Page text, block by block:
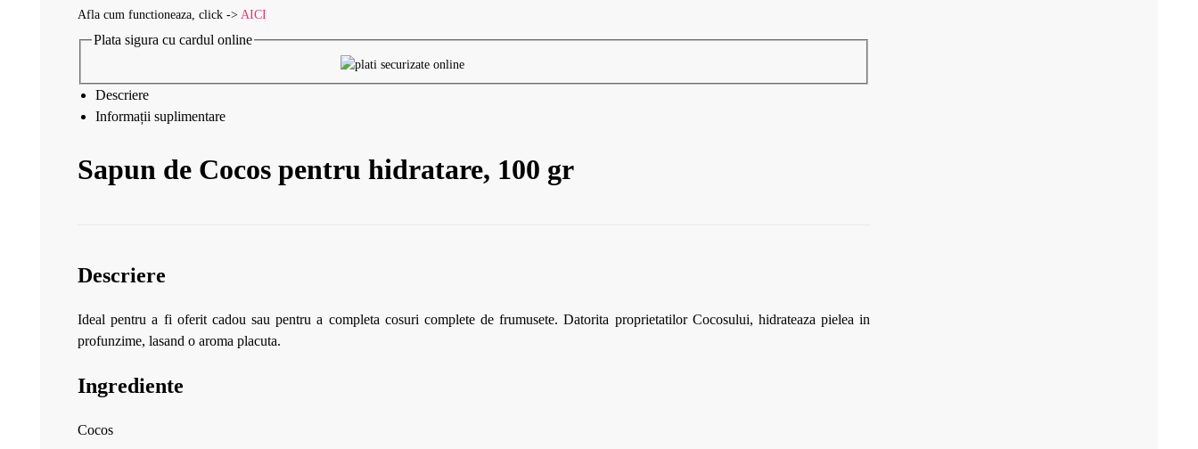
Afla cum functioneaza, click -> AICI
Plata sigura cu cardul online
Descriere
Informații suplimentare
Sapun de Cocos pentru hidratare, 100 gr
Descriere
Ideal pentru a fi oferit cadou sau pentru a completa cosuri complete de frumusete. Datorita proprietatilor Cocosului, hidrateaza pielea in
profunzime, lasand o aroma placuta.
Ingrediente
Cocos